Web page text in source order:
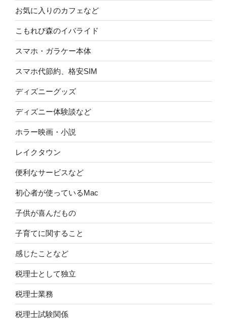
お気に入りのカフェなど
こもれび森のイバライド
スマホ・ガラケー本体
スマホ代節約、格安SIM
ディズニーグッズ
ディズニー体験談など
ホラー映画・小説
レイクタウン
便利なサービスなど
初心者が使っているMac
子供が喜んだもの
子育てに関すること
感じたことなど
税理士として独立
税理士業務
税理士試験関係